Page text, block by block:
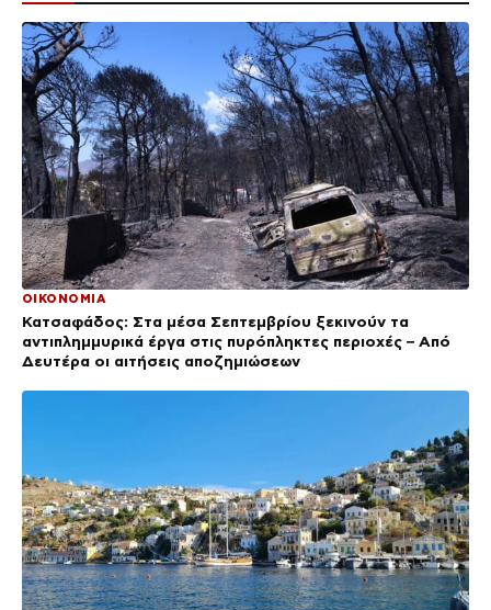
ΟΙΚΟΝΟΜΙΑ
Κατσαφάδος: Στα μέσα Σεπτεμβρίου ξεκινούν τα
αντιπλημμυρικά έργα στις πυρόπληκτες περιοχές – Από
Δευτέρα οι αιτήσεις αποζημιώσεων